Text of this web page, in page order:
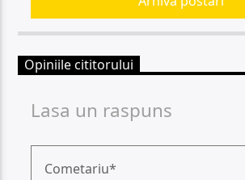
Opiniile cititorului
Lasa un raspuns